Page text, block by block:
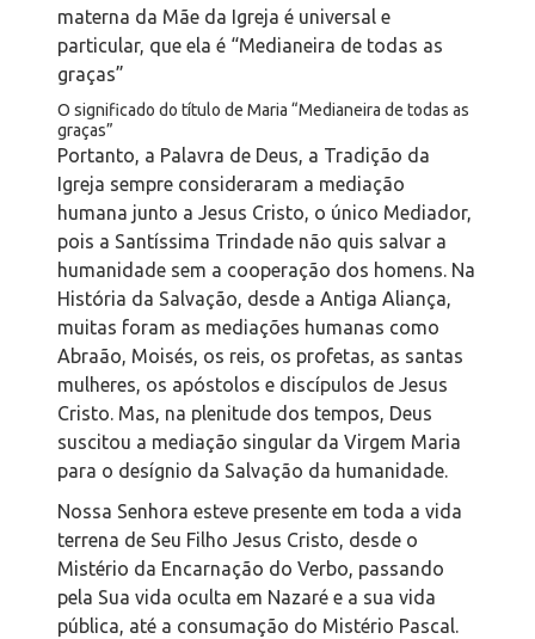
materna da Mãe da Igreja é universal e
particular, que ela é “Medianeira de todas as
graças”
O significado do título de Maria “Medianeira de todas as
graças”
Portanto, a Palavra de Deus, a Tradição da
Igreja sempre consideraram a mediação
humana junto a Jesus Cristo, o único Mediador,
pois a Santíssima Trindade não quis salvar a
humanidade sem a cooperação dos homens. Na
História da Salvação, desde a Antiga Aliança,
muitas foram as mediações humanas como
Abraão, Moisés, os reis, os profetas, as santas
mulheres, os apóstolos e discípulos de Jesus
Cristo. Mas, na plenitude dos tempos, Deus
suscitou a mediação singular da Virgem Maria
para o desígnio da Salvação da humanidade.
Nossa Senhora esteve presente em toda a vida
terrena de Seu Filho Jesus Cristo, desde o
Mistério da Encarnação do Verbo, passando
pela Sua vida oculta em Nazaré e a sua vida
pública, até a consumação do Mistério Pascal.